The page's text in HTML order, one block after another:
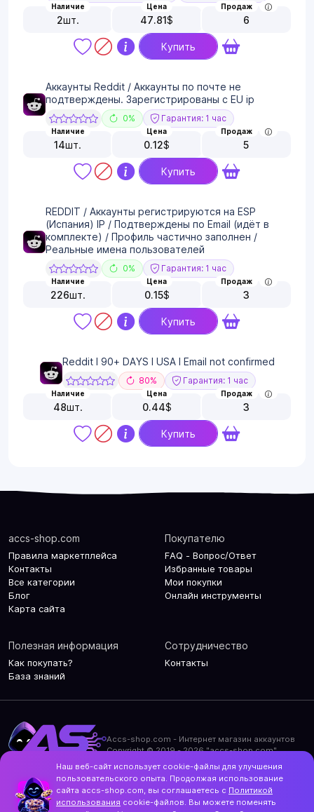
Наличие
2шт.
Цена
47.81$
Продаж
6
Купить
Аккаунты Reddit / Аккаунты по почте не
подтверждены. Зарегистрированы с EU ip
0% Гарантия: 1 час
Наличие
14шт.
Цена
0.12$
Продаж
5
Купить
REDDIT / Аккаунты регистрируются на ESP
(Испания) IP / Подтверждены по Email (идёт в
комплекте) / Профиль частично заполнен /
Реальные имена пользователей
0% Гарантия: 1 час
Наличие
226шт.
Цена
0.15$
Продаж
3
Купить
Reddit I 90+ DAYS I USA I Email not confirmed
80% Гарантия: 1 час
Наличие
48шт.
Цена
0.44$
Продаж
3
Купить
accs-shop.com
Правила маркетплейса
Контакты
Все категории
Блог
Карта сайта
Покупателю
FAQ - Вопрос/Ответ
Избранные товары
Мои покупки
Онлайн инструменты
Полезная информация
Как покупать?
База знаний
Сотрудничество
Контакты
Accs-shop.com - Интернет магазин аккаунтов
Copyright © 2019 - 2026 "accs-shop.com"
Политика использования cookie-файлов
Контакты и актуальный адрес сайта
Structo
Наш веб-сайт использует cookie-файлы для улучшения
пользовательского опыта. Продолжая использование
сайта accs-shop.com, вы соглашаетесь с Политикой
использования cookie-файлов. Вы можете поменять